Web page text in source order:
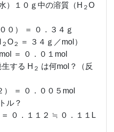
）１０ｇ中の溶質（H ２ O
０） ＝ ０．３４ｇ
２ O ２
＝ ３４ｇ／mol）
＝ ０．０１mol
する H ２ は何mol？（反
＝ ０．００５mol
ル？
０．１１２ ≒ ０．１１L